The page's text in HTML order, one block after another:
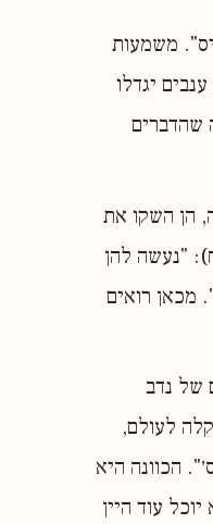
משמעות
יגדלו
שהדברים
הן השקו את
"נעשה להן
מכאן רואים
של נדב
לעולם,
הכוונה היא
עוד היין